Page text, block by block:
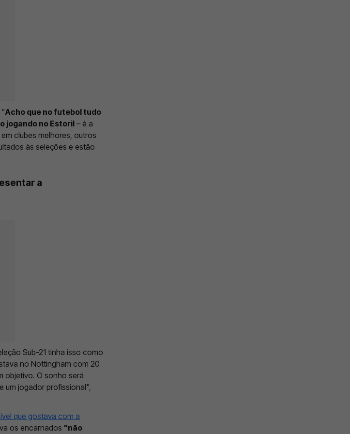
"Acho que no futebol tudo
jogando no Estoril – é a
clubes melhores, outros
às seleções e estão
a
Sub-21 tinha isso como
no Nottingham com 20
objetivo. O sonho será
um jogador profissional",
que gostava com a
os encarnados "não